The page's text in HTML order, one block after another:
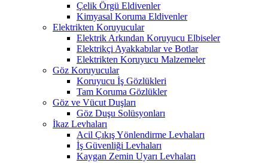
Çelik Örgü Eldivenler
Kimyasal Koruma Eldivenler
Elektrikten Koruyucular
Elektrik Arkından Koruyucu Elbiseler
Elektrikçi Ayakkabılar ve Botlar
Elektrikten Koruyucu Malzemeler
Göz Koruyucular
Koruyucu İş Gözlükleri
Tam Koruma Gözlükler
Göz ve Vücut Duşları
Göz Duşu Solüsyonları
İkaz Levhaları
Acil Çıkış Yönlendirme Levhaları
İş Güvenliği Levhaları
Kaygan Zemin Uyarı Levhaları